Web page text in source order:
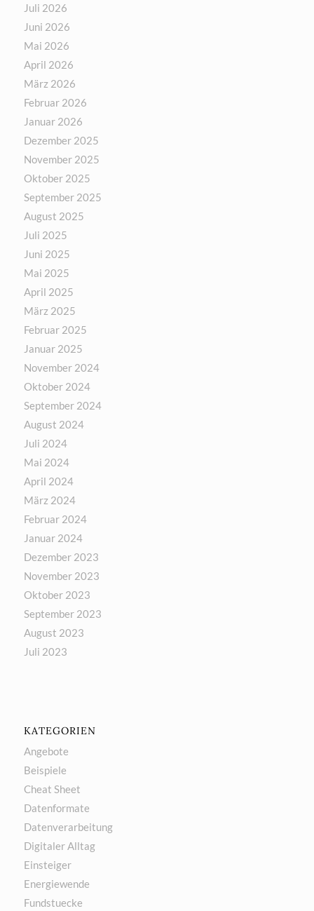
Juli 2026
Juni 2026
Mai 2026
April 2026
März 2026
Februar 2026
Januar 2026
Dezember 2025
November 2025
Oktober 2025
September 2025
August 2025
Juli 2025
Juni 2025
Mai 2025
April 2025
März 2025
Februar 2025
Januar 2025
November 2024
Oktober 2024
September 2024
August 2024
Juli 2024
Mai 2024
April 2024
März 2024
Februar 2024
Januar 2024
Dezember 2023
November 2023
Oktober 2023
September 2023
August 2023
Juli 2023
KATEGORIEN
Angebote
Beispiele
Cheat Sheet
Datenformate
Datenverarbeitung
Digitaler Alltag
Einsteiger
Energiewende
Fundstuecke